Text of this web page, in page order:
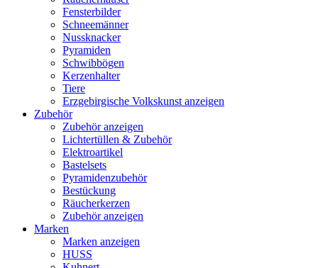
Fensterbilder
Schneemänner
Nussknacker
Pyramiden
Schwibbögen
Kerzenhalter
Tiere
Erzgebirgische Volkskunst anzeigen
Zubehör
Zubehör anzeigen
Lichtertüllen & Zubehör
Elektroartikel
Bastelsets
Pyramidenzubehör
Bestückung
Räucherkerzen
Zubehör anzeigen
Marken
Marken anzeigen
HUSS